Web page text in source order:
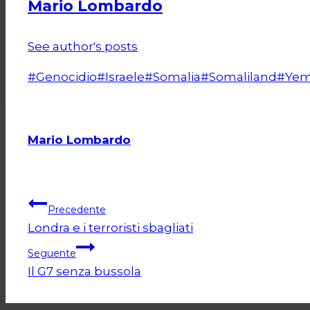
Mario Lombardo
See author's posts
Tag
#Genocidio#Israele#Somalia#Somaliland#
Mario Lombardo
Navigazione
articoli
Precedente
Londra e i terroristi sbagliati
Seguente
Il G7 senza bussola